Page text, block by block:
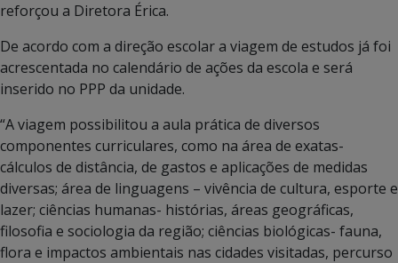
reforçou a Diretora Érica.
De acordo com a direção escolar a viagem de estudos já foi
acrescentada no calendário de ações da escola e será
inserido no PPP da unidade.
“A viagem possibilitou a aula prática de diversos
componentes curriculares, como na área de exatas-
cálculos de distância, de gastos e aplicações de medidas
diversas; área de linguagens – vivência de cultura, esporte e
lazer; ciências humanas- histórias, áreas geográficas,
filosofia e sociologia da região; ciências biológicas- fauna,
flora e impactos ambientais nas cidades visitadas, percurso